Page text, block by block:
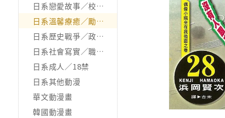
日系戀愛故事／校園青春
日系溫馨療癒／勵志搞笑
日系歷史戰爭／政治宗教
日系社會寫實／職場職人
日系成人／18禁
日系其他動漫
華文動漫畫
韓國動漫畫